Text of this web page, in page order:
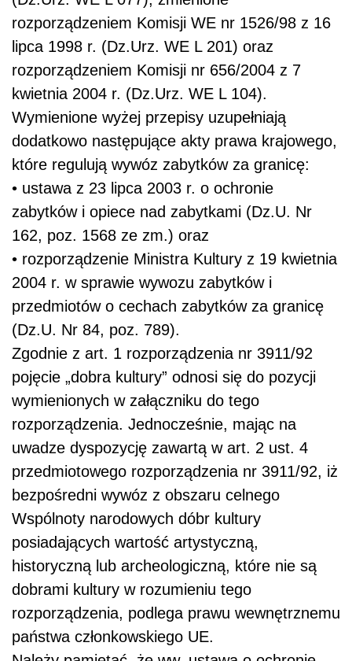
rozporządzeniem Komisji WE nr 1526/98 z 16
lipca 1998 r. (Dz.Urz. WE L 201) oraz
rozporządzeniem Komisji nr 656/2004 z 7
kwietnia 2004 r. (Dz.Urz. WE L 104).
Wymienione wyżej przepisy uzupełniają
dodatkowo następujące akty prawa krajowego,
które regulują wywóz zabytków za granicę:
• ustawa z 23 lipca 2003 r. o ochronie
zabytków i opiece nad zabytkami (Dz.U. Nr
162, poz. 1568 ze zm.) oraz
• rozporządzenie Ministra Kultury z 19 kwietnia
2004 r. w sprawie wywozu zabytków i
przedmiotów o cechach zabytków za granicę
(Dz.U. Nr 84, poz. 789).
Zgodnie z art. 1 rozporządzenia nr 3911/92
pojęcie „dobra kultury” odnosi się do pozycji
wymienionych w załączniku do tego
rozporządzenia. Jednocześnie, mając na
uwadze dyspozycję zawartą w art. 2 ust. 4
przedmiotowego rozporządzenia nr 3911/92, iż
bezpośredni wywóz z obszaru celnego
Wspólnoty narodowych dóbr kultury
posiadających wartość artystyczną,
historyczną lub archeologiczną, które nie są
dobrami kultury w rozumieniu tego
rozporządzenia, podlega prawu wewnętrznemu
państwa członkowskiego UE.